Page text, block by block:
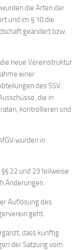
die Arten der
und im § 10 die
geändert bzw.
neue Vereinstruktur
einer
des SSV.
die in
kontrollieren und
wurden in
22 und 23 teilweise
Änderungen.
Auflösung des
geht.
dass künftig
der Satzung vom